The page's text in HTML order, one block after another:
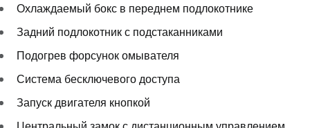
Охлаждаемый бокс в переднем подлокотнике
Задний подлокотник с подстаканниками
Подогрев форсунок омывателя
Система бесключевого доступа
Запуск двигателя кнопкой